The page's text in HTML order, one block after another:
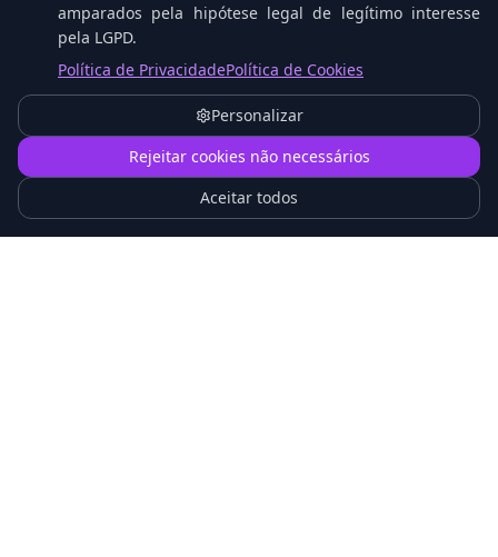
Open Source: O Cavalo Vencedor na Corrida da
IA Contra Gigantes Tech
1
amparados pela hipótese legal de legítimo interesse
pela LGPD.
Política de PrivacidadePolítica de Cookies
Personalizar
Rejeitar cookies não necessários
Aceitar todos